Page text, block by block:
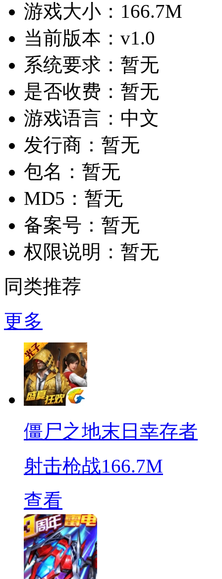
游戏大小： 166.7M
当前版本： v1.0
系统要求： 暂无
是否收费： 暂无
游戏语言： 中文
发行商： 暂无
包名： 暂无
MD5： 暂无
备案号： 暂无
权限说明： 暂无
同类推荐
更多
僵尸之地末日幸存者
射击枪战166.7M
查看